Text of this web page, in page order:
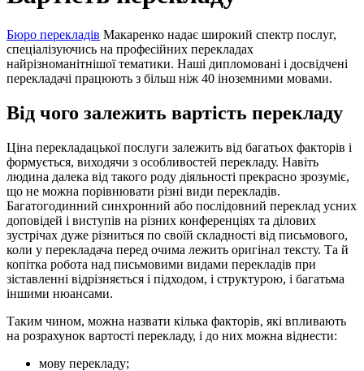
Бюро перекладів Макаренко надає широкий спектр послуг,
спеціалізуючись на професійних перекладах
найрізноманітнішої тематики. Наші дипломовані і досвідчені
перекладачі працюють з більш ніж 40 іноземними мовами.
Від чого залежить вартість перекладу
Ціна перекладацької послуги залежить від багатьох факторів і
формується, виходячи з особливостей перекладу. Навіть
людина далека від такого роду діяльності прекрасно зрозуміє,
що не можна порівнювати різні види перекладів.
Багатогодинний синхронний або послідовний переклад усних
доповідей і виступів на різних конференціях та ділових
зустрічах дуже різниться по своїй складності від письмового,
коли у перекладача перед очима лежить оригінал тексту. Та й
копітка робота над письмовими видами перекладів при
зіставленні відрізняється і підходом, і структурою, і багатьма
іншими нюансами.
Таким чином, можна назвати кілька факторів, які впливають
на розрахунок вартості перекладу, і до них можна віднести:
мову перекладу;